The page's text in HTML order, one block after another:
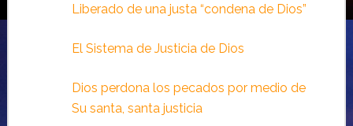
Liberado de una justa “condena de Dios”
El Sistema de Justicia de Dios
Dios perdona los pecados por medio de
Su santa, santa justicia